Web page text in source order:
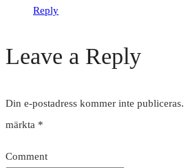
Reply
Leave a Reply
Din e-postadress kommer inte publiceras.
märkta *
Comment